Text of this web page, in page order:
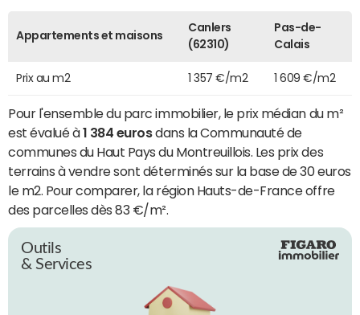
Appartements et maisons
Canlers
(62310)
Pas-de-
Calais
Prix au m2 1 357 €/m2 1 609 €/m2
Pour l'ensemble du parc immobilier, le prix médian du m²
est évalué à1 384 eurosdans la Communauté de
communes du Haut Pays du Montreuillois. Les prix des
terrains à vendre sont déterminés sur la base de 30 euros
le m2. Pour comparer, la région Hauts-de-France offre
des parcelles dès 83 €/m².
Outils
& Services